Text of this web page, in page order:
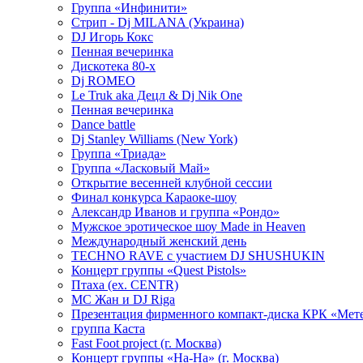
Группа «Инфинити»
Стрип - Dj MILANA (Украина)
DJ Игорь Кокс
Пенная вечеринка
Дискотека 80-х
Dj ROMEO
Le Truk aka Децл & Dj Nik One
Пенная вечеринка
Dance battle
Dj Stanley Williams (New York)
Группа «Триада»
Группа «Ласковый Май»
Открытие весенней клубной сессии
Финал конкурса Караоке-шоу
Александр Иванов и группа «Рондо»
Мужское эротическое шоу Made in Heaven
Международный женский день
TECHNO RAVE с участием DJ SHUSHUKIN
Концерт группы «Quest Pistols»
Птаха (ex. CENTR)
МС Жан и DJ Riga
Презентация фирменного компакт-диска КРК
группа Каста
Fast Foot project (г. Москва)
Концерт группы «На-На» (г. Москва)